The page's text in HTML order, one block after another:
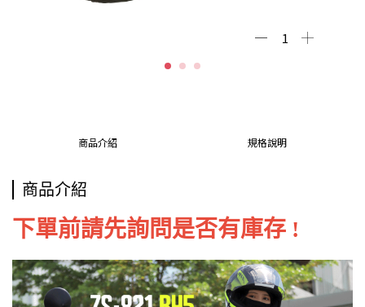
商品介紹 規格說明
商品介紹
下單前請先詢問是否有庫存 !